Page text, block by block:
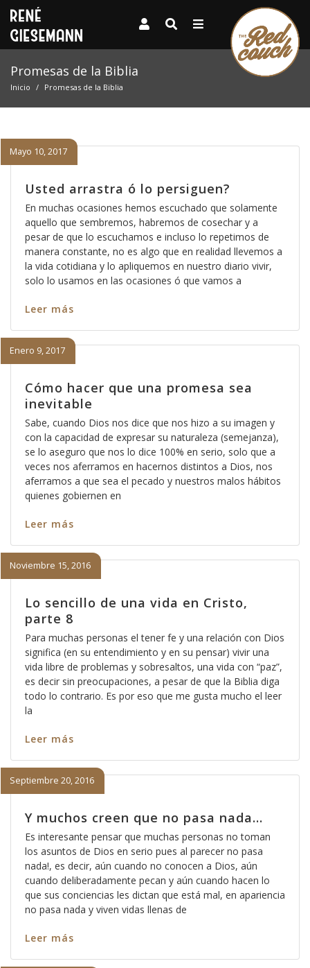
Promesas de la Biblia
Inicio Promesas de la Biblia
Usted arrastra ó lo persiguen?
Mayo 10, 2017
En muchas ocasiones hemos escuchado que solamente
aquello que sembremos, habremos de cosechar y a
pesar de que lo escuchamos e incluso lo repetimos de
manera constante, no es algo que en realidad llevemos a
la vida cotidiana y lo apliquemos en nuestro diario vivir,
solo lo usamos en las ocasiones ó que vamos a
Leer más
Cómo hacer que una promesa sea
inevitable
Enero 9, 2017
Sabe, cuando Dios nos dice que nos hizo a su imagen y
con la capacidad de expresar su naturaleza (semejanza),
se lo aseguro que nos lo dice 100% en serio, solo que a
veces nos aferramos en hacernos distintos a Dios, nos
aferramos a que sea el pecado y nuestros malos hábitos
quienes gobiernen en
Leer más
Lo sencillo de una vida en Cristo,
parte 8
Noviembre 15, 2016
Para muchas personas el tener fe y una relación con Dios
significa (en su entendimiento y en su pensar) vivir una
vida libre de problemas y sobresaltos, una vida con “paz”,
es decir sin preocupaciones, a pesar de que la Biblia diga
todo lo contrario. Es por eso que me gusta mucho el leer
la
Leer más
Y muchos creen que no pasa nada…
Septiembre 20, 2016
Es interesante pensar que muchas personas no toman
los asuntos de Dios en serio pues al parecer no pasa
nada!, es decir, aún cuando no conocen a Dios, aún
cuando deliberadamente pecan y aún cuando hacen lo
que sus conciencias les dictan que está mal, en apariencia
no pasa nada y viven vidas llenas de
Leer más